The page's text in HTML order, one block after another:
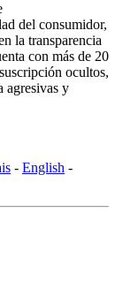
del consumidor,
la transparencia
con más de 20
ocultos,
agresivas y